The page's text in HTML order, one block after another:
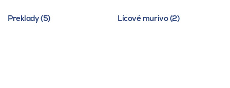
Preklady (5) Lícové murivo (2)